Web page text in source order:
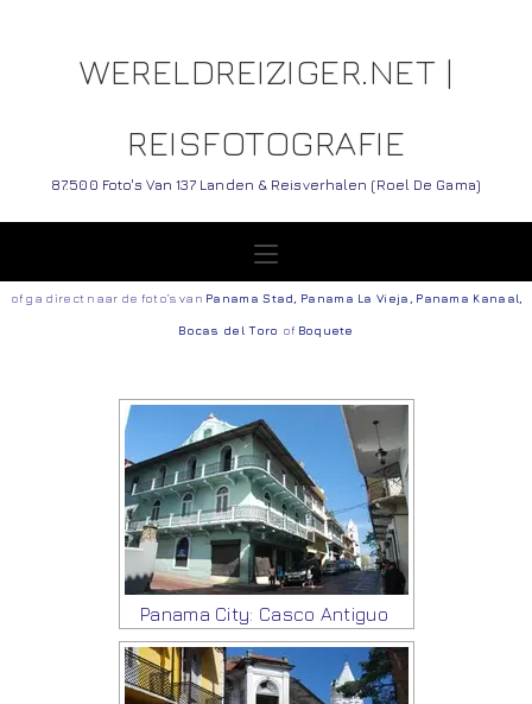
WERELDREIZIGER.NET |
REISFOTOGRAFIE
87.500 Foto's Van 137 Landen & Reisverhalen (Roel De Gama)
of ga direct naar de foto’s van Panama Stad Panama La Vieja Panama Kanaal
Bocas del Toro of Boquete
Panama City: Casco Antiguo